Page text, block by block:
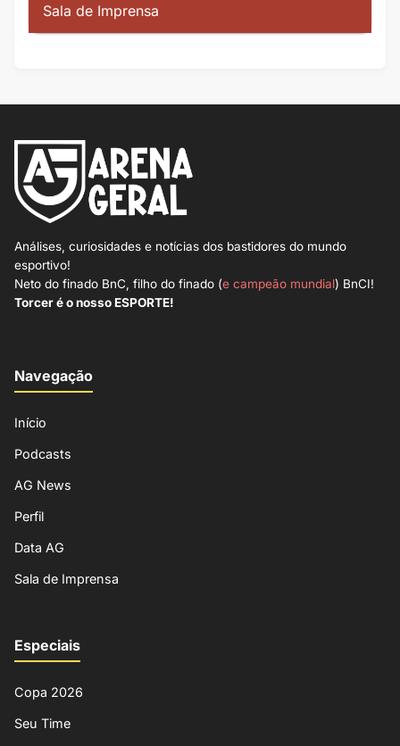
Sala de Imprensa
Análises, curiosidades e notícias dos bastidores do mundo
esportivo!
Neto do finado BnC, filho do finado (e campeão mundial) BnCI!
Torcer é o nosso ESPORTE!
Navegação
Início
Podcasts
AG News
Perfil
Data AG
Sala de Imprensa
Especiais
Copa 2026
Seu Time